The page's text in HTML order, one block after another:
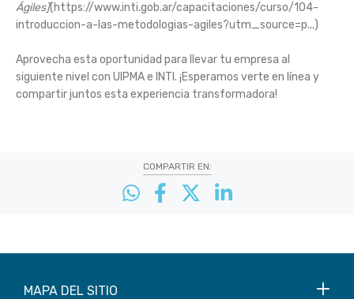
Ágiles](https://www.inti.gob.ar/capacitaciones/curso/104-
introduccion-a-las-metodologias-agiles?utm_source=p...)
Aprovecha esta oportunidad para llevar tu empresa al
siguiente nivel con UIPMA e INTI. ¡Esperamos verte en línea y
compartir juntos esta experiencia transformadora!
COMPARTIR EN:
MAPA DEL SITIO